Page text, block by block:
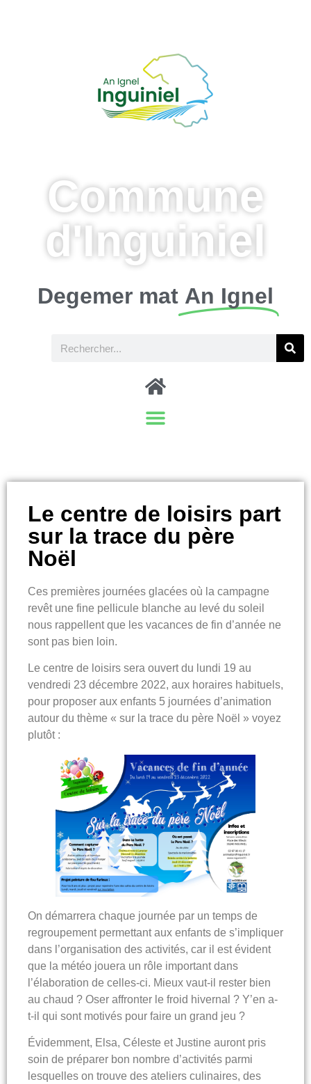
Commune
d'Inguiniel
Degemer mat An Ignel
Le centre de loisirs part
sur la trace du père
Noël
Ces premières journées glacées où la campagne
revêt une fine pellicule blanche au levé du soleil
nous rappellent que les vacances de fin d’année ne
sont pas bien loin.
Le centre de loisirs sera ouvertdu lundi 19 au
vendredi 23 décembre 2022, aux horaires habituels,
pour proposer aux enfants 5 journées d’animation
autour du thème « sur la trace du père Noël » voyez
plutôt :
On démarrera chaque journée par un temps de
regroupement permettant aux enfants de s’impliquer
dans l’organisation des activités, car il est évident
que la météo jouera un rôle important dans
l’élaboration de celles-ci. Mieux vaut-il rester bien
au chaud ? Oser affronter le froid hivernal ? Y’en a-
t-il qui sont motivés pour faire un grand jeu ?
Évidemment, Elsa, Céleste et Justine auront pris
soin de préparer bon nombre d’activités parmi
lesquelles on trouve des ateliers culinaires, des